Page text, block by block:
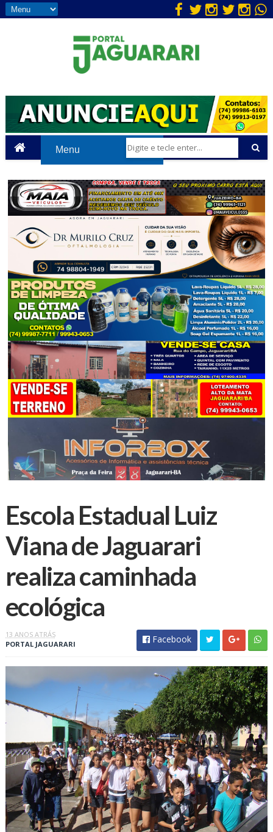
Escola Estadual Luiz
Viana de Jaguarari
realiza caminhada
ecológica
13 ANOS ATRÁS
PORTAL JAGUARARI
Facebook